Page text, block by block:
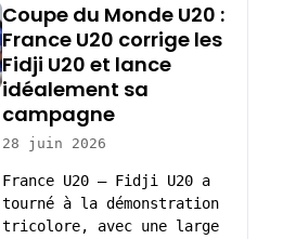
Coupe du Monde U20 :
France U20 corrige les
Fidji U20 et lance
idéalement sa
campagne
28 juin 2026
France U20 – Fidji U20 a
tourné à la démonstration
tricolore, avec une large